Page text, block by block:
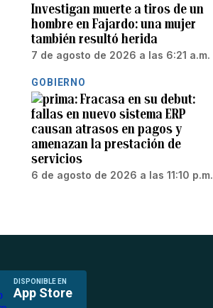
Investigan muerte a tiros de un
hombre en Fajardo: una mujer
también resultó herida
7 de agosto de 2026 a las 6:21 a.m.
GOBIERNO
Fracasa en su debut:
fallas en nuevo sistema ERP
causan atrasos en pagos y
amenazan la prestación de
servicios
6 de agosto de 2026 a las 11:10 p.m.
DISPONIBLE EN
App Store